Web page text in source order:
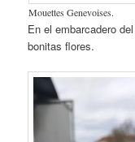
Mouettes Genevoises.
En el embarcadero
bonitas flores.